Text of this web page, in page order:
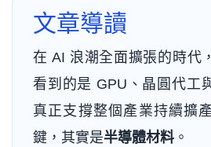
文章導讀
在 AI 浪潮全面擴張的時代
看到的是 GPU、晶圓代工
真正支撐整個產業持續擴
鍵，其實是半導體材料。